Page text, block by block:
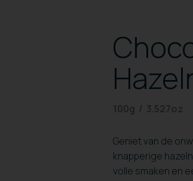
100g / 3.527oz
Geniet van de
knapperige
volle smaken en